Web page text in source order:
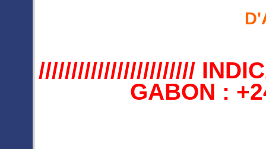
////////////////////////
GABON :